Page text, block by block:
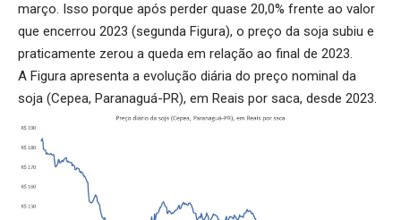
março. Isso porque após perder quase 20,0% frente ao valor
que encerrou 2023 (segunda Figura), o preço da soja subiu e
praticamente zerou a queda em relação ao final de 2023.
A Figura apresenta a evolução diária do preço nominal da
soja (Cepea, Paranaguá-PR), em Reais por saca, desde 2023.